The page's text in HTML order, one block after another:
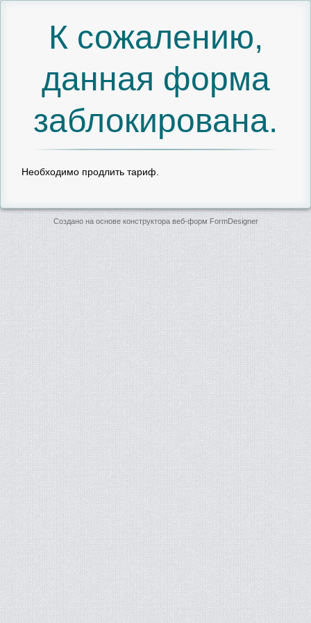
К сожалению,
данная форма
заблокирована.
Необходимо продлить тариф.
Создано на основе конструктора веб-форм FormDesigner